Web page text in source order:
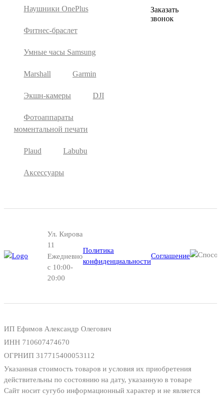
Наушники OnePlus
Фитнес-браслет
Умные часы Samsung
Marshall Garmin
Экшн-камеры DJI
Фотоаппараты
моментальной печати
Plaud Labubu
Аксессуары
Заказать
звонок
Ул. Кирова
11
Ежедневно
с 10:00-
20:00
Политика
конфиденциальности
Соглашение
ИП Ефимов Александр Олегович
ИНН 710607474670
ОГРНИП 317715400053112
Указанная стоимость товаров и условия их приобретения
действительны по состоянию на дату, указанную в товаре
Сайт носит сугубо информационный характер и не является